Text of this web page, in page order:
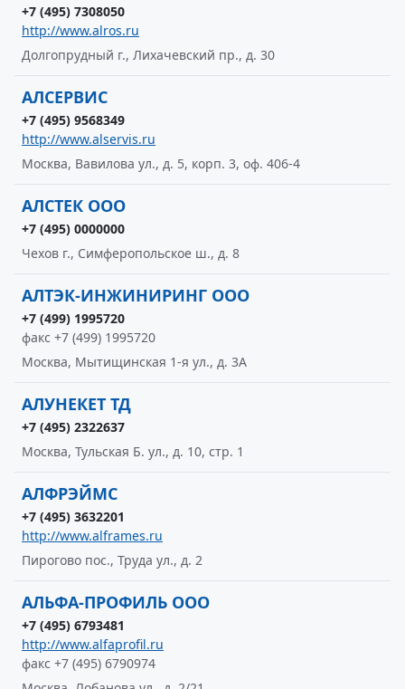
+7 (495) 7308050
http://www.alros.ru
Долгопрудный г., Лихачевский пр., д. 30
АЛСЕРВИС
+7 (495) 9568349
http://www.alservis.ru
Москва, Вавилова ул., д. 5, корп. 3, оф. 406-4
АЛСТЕК ООО
+7 (495) 0000000
Чехов г., Симферопольское ш., д. 8
АЛТЭК-ИНЖИНИРИНГ ООО
+7 (499) 1995720
факс +7 (499) 1995720
Москва, Мытищинская 1-я ул., д. 3А
АЛУНЕКЕТ ТД
+7 (495) 2322637
Москва, Тульская Б. ул., д. 10, стр. 1
АЛФРЭЙМС
+7 (495) 3632201
http://www.alframes.ru
Пирогово пос., Труда ул., д. 2
АЛЬФА-ПРОФИЛЬ ООО
+7 (495) 6793481
http://www.alfaprofil.ru
факс +7 (495) 6790974